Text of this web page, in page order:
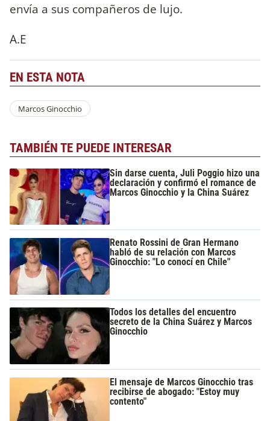
envía a sus compañeros de lujo.
A.E
EN ESTA NOTA
Marcos Ginocchio
TAMBIÉN TE PUEDE INTERESAR
Sin darse cuenta, Juli Poggio hizo una
declaración y confirmó el romance de
Marcos Ginocchio y la China Suárez
Renato Rossini de Gran Hermano
habló de su relación con Marcos
Ginocchio: "Lo conocí en Chile"
Todos los detalles del encuentro
secreto de la China Suárez y Marcos
Ginocchio
El mensaje de Marcos Ginocchio tras
recibirse de abogado: "Estoy muy
contento"